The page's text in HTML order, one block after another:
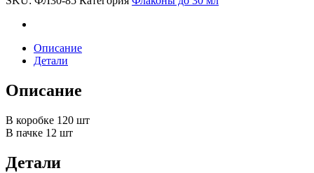
85)
quantity
Описание
Детали
Описание
В коробке 120 шт
В пачке 12 шт
Детали